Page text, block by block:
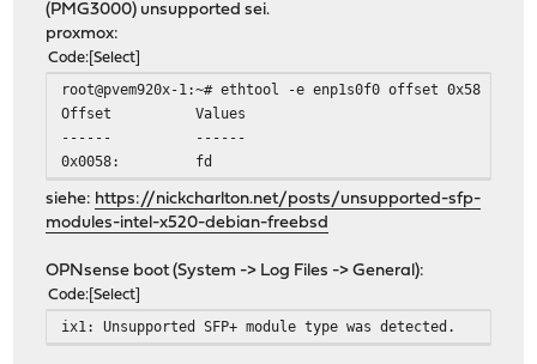
(PMG3000) unsupported sei.
proxmox:
Code Select
root@pvem920x-1:~# ethtool -e enp1s0f0 offset 0x58
Offset Values
------ ------
0x0058: fd
siehe: https://nickcharlton.net/posts/unsupported-sfp-
modules-intel-x520-debian-freebsd
OPNsense boot (System -> Log Files -> General):
Code Select
ix1: Unsupported SFP+ module type was detected.